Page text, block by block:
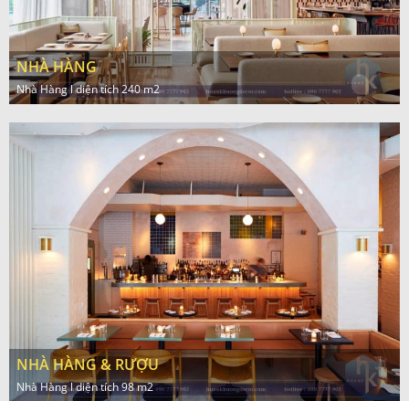
NHÀ HÀNG
Nhà Hàng l diện tích 240 m2
NHÀ HÀNG & RƯỢU
Nhà Hàng l diện tích 98 m2